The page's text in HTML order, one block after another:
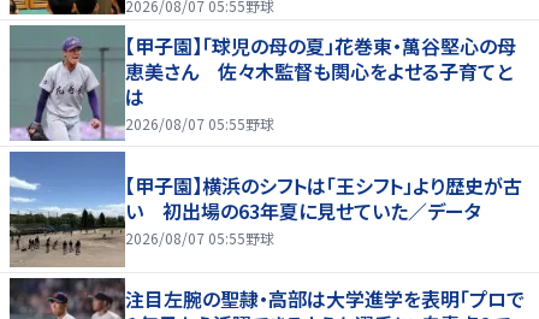
2026/08/07 05:55野球
【甲子園】「球児の母の夏」花巻東・萬谷堅心の母
恵美さん 佐々木監督も関心をよせる子育てと
は
2026/08/07 05:55野球
【甲子園】横浜のシフトは「王シフト」より歴史が古
い 初出場の63年夏に見せていた／データ
2026/08/07 05:55野球
注目左腕の聖隷・高部は大学進学を表明「プロで